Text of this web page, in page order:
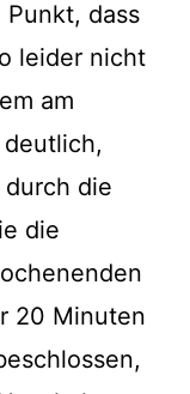
Punkt, dass
leider nicht
am
die
die
20 Minuten